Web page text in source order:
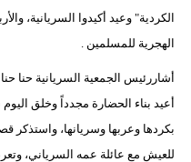
الكردية" وعيد أكيدوا السريانية،
الهجرية للمسلمين .
أشاررئيس الجمعية السريانية حنا
أعيد بناء الحضارة مجدداً وخلق
بكردها وعربها وسريانها، واستذكر
للعيش مع عائلة عمه السرياني،